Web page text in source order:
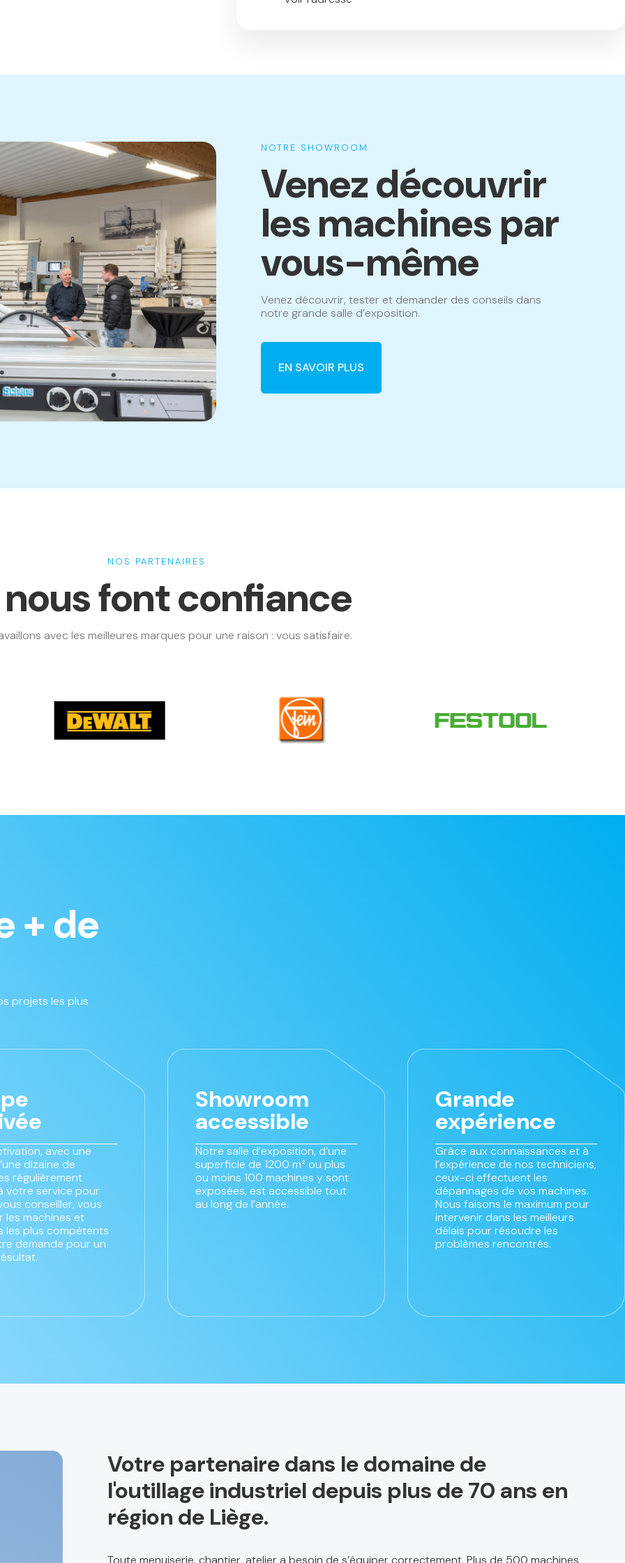
NOTRE SHOWROOM
Venez découvrir
les machines par
vous-même
Venez découvrir, tester et demander des conseils dans
notre grande salle d’exposition.
EN SAVOIR PLUS
NOS PARTENAIRES
nous font confiance
avec les meilleures marques pour une raison : vous satisfaire.
+ de
projets les plus
avec une
dizaine de
régulièrement
votre service pour
conseiller, vous
les machines et
les plus compétents
demande pour un
Showroom
accessible
Notre salle d’exposition, d’une
superficie de 1200 m² ou plus
ou moins 100 machines y sont
exposées, est accessible tout
au long de l’année.
Grande
expérience
Grâce aux connaissances et à
l’expérience de nos techniciens,
ceux-ci effectuent les
dépannages de vos machines.
Nous faisons le maximum pour
intervenir dans les meilleurs
délais pour résoudre les
problèmes rencontrés.
Votre partenaire dans le domaine de
l'outillage industriel depuis plus de 70 ans en
région de Liège.